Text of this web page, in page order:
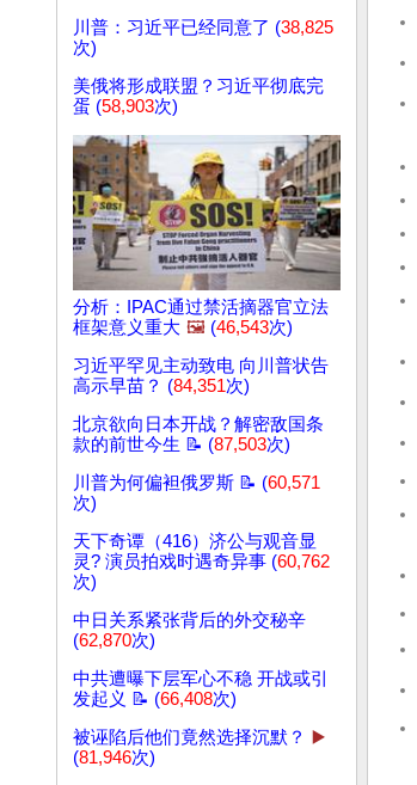
川普：习近平已经同意了 (38,825
次)
美俄将形成联盟？习近平彻底完
蛋 (58,903次)
分析：IPAC通过禁活摘器官立法
框架意义重大 🖼️ (46,543次)
习近平罕见主动致电 向川普状告
高示早苗？ (84,351次)
北京欲向日本开战？解密敌国条
款的前世今生 📝 (87,503次)
川普为何偏袒俄罗斯 📝 (60,571
次)
天下奇谭（416）济公与观音显
灵? 演员拍戏时遇奇异事 (60,762
次)
中日关系紧张背后的外交秘辛
(62,870次)
中共遭曝下层军心不稳 开战或引
发起义 📝 (66,408次)
被诬陷后他们竟然选择沉默？
▶️
(81,946次)